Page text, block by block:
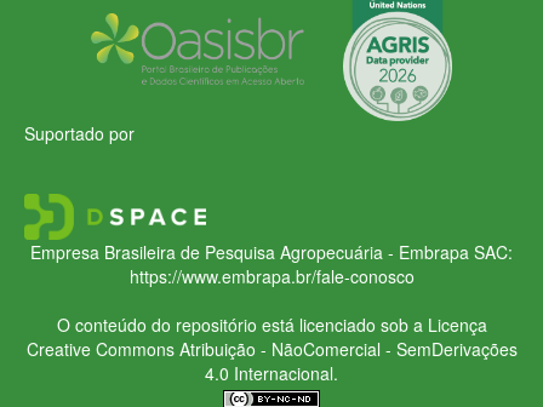
Suportado por
Empresa Brasileira de Pesquisa Agropecuária - Embrapa SAC:
https://www.embrapa.br/fale-conosco
O conteúdo do repositório está licenciado sob a Licença
Creative CommonsAtribuição - NãoComercial - SemDerivações
4.0 Internacional.